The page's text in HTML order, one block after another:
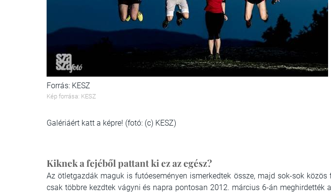
Forrás: KESZ
Kép forrása: KESZ
Galériáért katt a képre! (fotó: (c) KESZ)
Kiknek a fejéből pattant ki ez az egész?
Az ötletgazdák maguk is futóeseményen ismerkedtek össze, majd sok-sok közös
csak többre kezdtek vágyni és napra pontosan 2012. március 6-án meghirdették